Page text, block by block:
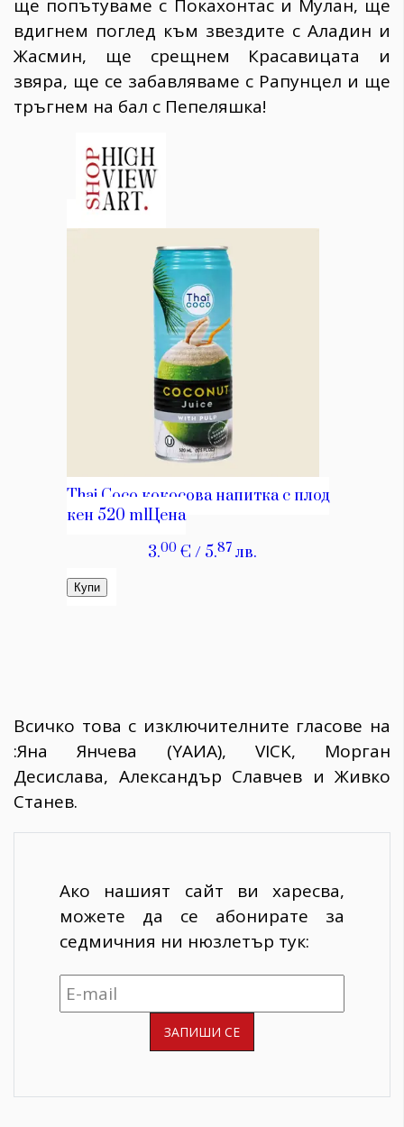
ще попътуваме с Покахонтас и Мулан, ще
вдигнем поглед към звездите с Аладин и
Жасмин, ще срещнем Красавицата и
звяра, ще се забавляваме с Рапунцел и ще
тръгнем на бал с Пепеляшка!
Всичко това с изключителните гласове на
:Яна Янчева (YAИА), VICK, Морган
Десислава, Александър Славчев и Живко
Станев.
Ако нашият сайт ви харесва,
можете да се абонирате за
седмичния ни нюзлетър тук: